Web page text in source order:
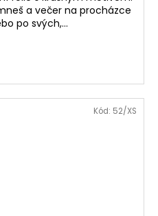
a večer na procházce
po svých,...
Kód: 52/XS